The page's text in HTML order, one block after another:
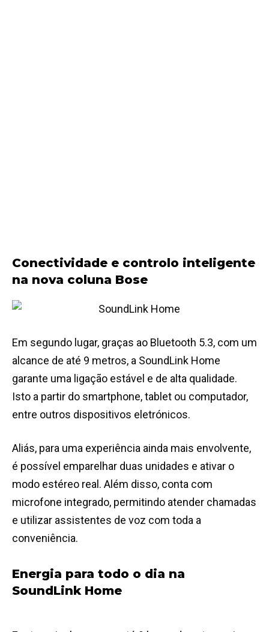
Conectividade e controlo inteligente
na nova coluna Bose
Em segundo lugar, graças ao Bluetooth 5.3, com um
alcance de até 9 metros, a SoundLink Home
garante uma ligação estável e de alta qualidade.
Isto a partir do smartphone, tablet ou computador,
entre outros dispositivos eletrónicos.
Aliás, para uma experiência ainda mais envolvente,
é possível emparelhar duas unidades e ativar o
modo estéreo real. Além disso, conta com
microfone integrado, permitindo atender chamadas
e utilizar assistentes de voz com toda a
conveniência.
Energia para todo o dia na
SoundLink Home